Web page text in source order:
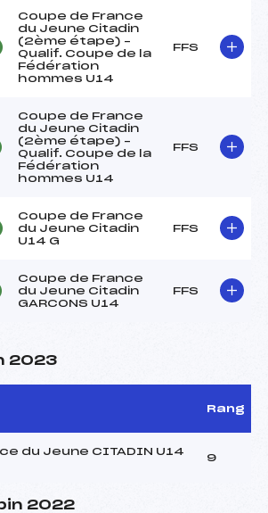
Coupe de France
du Jeune Citadin
(2ème étape) –
Qualif. Coupe de la
Fédération
hommes U14
FFS
Coupe de France
du Jeune Citadin
(2ème étape) –
Qualif. Coupe de la
Fédération
hommes U14
FFS
Coupe de France
du Jeune Citadin
U14 G
FFS
Coupe de France
du Jeune Citadin
GARCONS U14
FFS
2023
Rang
du Jeune CITADIN U14
9
2022